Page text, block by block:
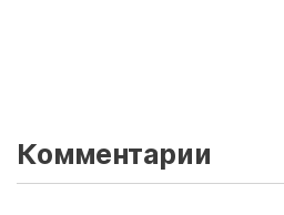
Комментарии